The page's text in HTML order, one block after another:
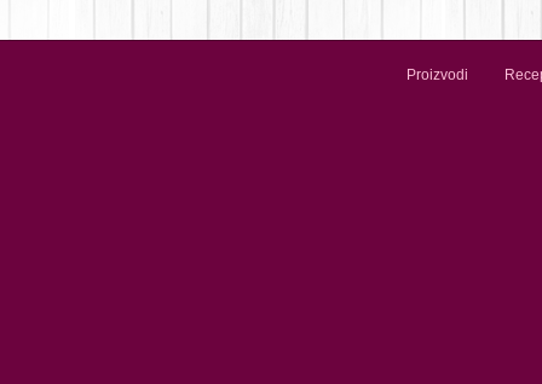
Proizvodi